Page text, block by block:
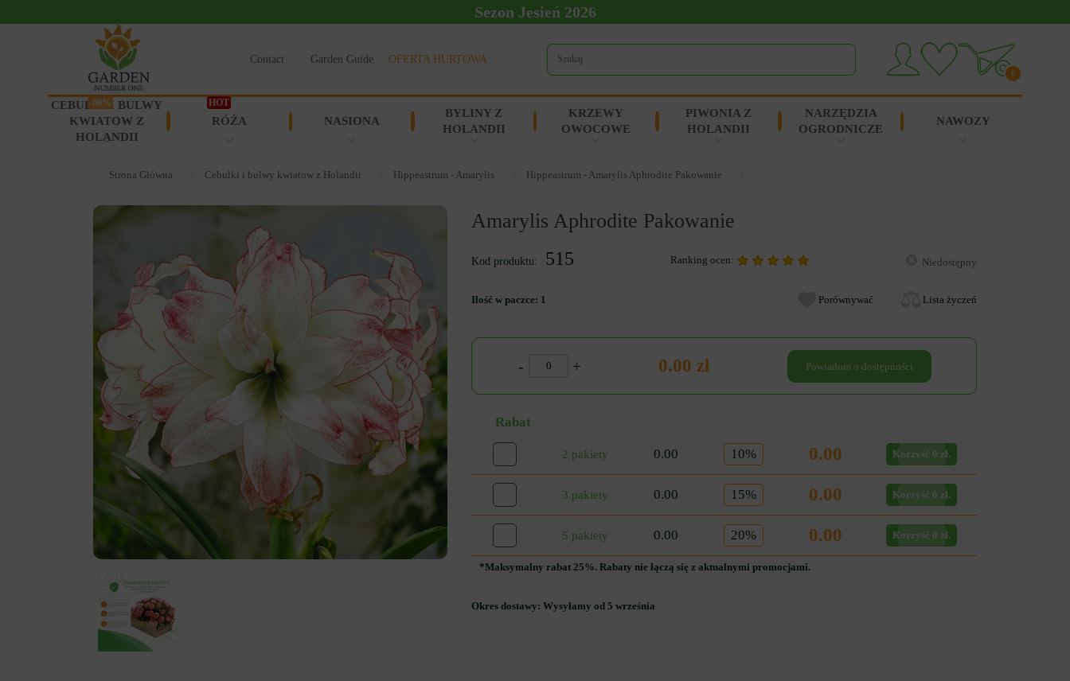
Sezon Jesień 2026
Contact Garden Guide OFERTA HURTOWA
0
CEBULKI I BULWY
KWIATOW Z
HOLANDII
-60%
RÓŻA
HOT
NASIONA
BYLINY Z
HOLANDII
KRZEWY
OWOCOWE
PIWONIA Z
HOLANDII
NARZĘDZIA
OGRODNICZE
NAWOZY
Strona Główna Cebulki i bulwy kwiatow z Holandii Hippeastrum - Amarylis Hippeastrum - Amarylis Aphrodite Pakowanie
Amarylis Aphrodite Pakowanie
Kod produktu: 515 Ranking ocen: Niedostępny
Ilość w paczce: 1 Porównywać Lista życzeń
- + 0.00 zł Powiadom o dostępności
Rabat
2 pakiety 0.00 10% 0.00 Korzyść 0 zł.
3 pakiety 0.00 15% 0.00 Korzyść 0 zł.
5 pakiety 0.00 20% 0.00 Korzyść 0 zł.
*Maksymalny rabat 25%. Rabaty nie łączą się z aktualnymi promocjami.
Okres dostawy: Wysyłamy od 5 września